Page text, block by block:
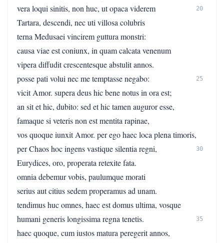
vera loqui sinitis, non huc, ut opaca viderem
20
Tartara, descendi, nec uti villosa colubris
terna Medusaei vincirem guttura monstri:
causa viae est coniunx, in quam calcata venenum
vipera diffudit crescentesque abstulit annos.
posse pati volui nec me temptasse negabo:
25
vicit Amor. supera deus hic bene notus in ora est;
an sit et hic, dubito: sed et hic tamen auguror esse,
famaque si veteris non est mentita rapinae,
vos quoque iunxit Amor. per ego haec loca plena timoris,
per Chaos hoc ingens vastique silentia regni,
30
Eurydices, oro, properata retexite fata.
omnia debemur vobis, paulumque morati
serius aut citius sedem properamus ad unam.
tendimus huc omnes, haec est domus ultima, vosque
humani generis longissima regna tenetis.
35
haec quoque, cum iustos matura peregerit annos,